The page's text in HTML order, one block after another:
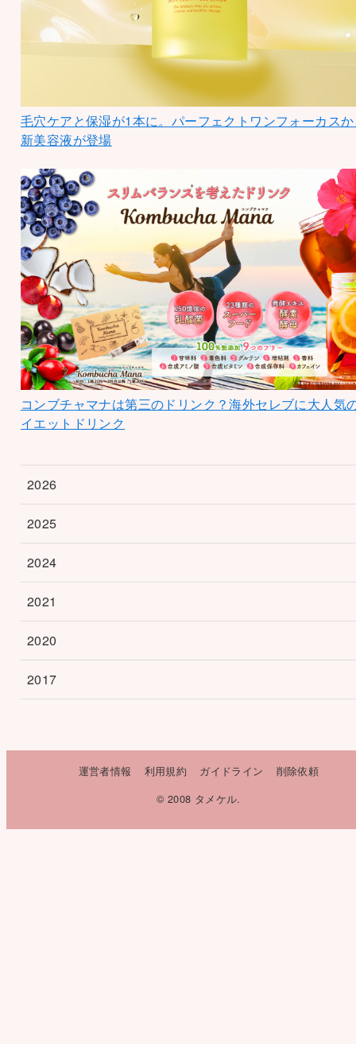
毛穴ケアと保湿が1本に。パーフェクトワンフォーカス
新美容液が登場
コンブチャマナは第三のドリンク？海外セレブに大人気
イエットドリンク
2026
2025
2024
2021
2020
2017
運営者情報 利用規約 ガイドライン
削除依頼
© 2008 タメケル.